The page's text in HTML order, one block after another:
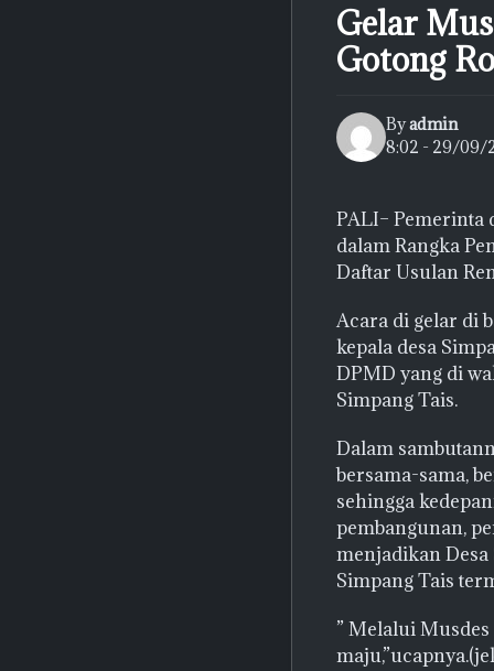
Gelar
Gotong
Byadmin
8:02 - 29/09/
PALI– Pemerinta
dalam Rangka
Daftar Usulan
Acara di gelar di
kepala desa
DPMD yang di
Simpang Tais.
Dalam
bersama-sama,
sehingga
pembangunan,
menjadikan
Simpang Tais
” Melalui